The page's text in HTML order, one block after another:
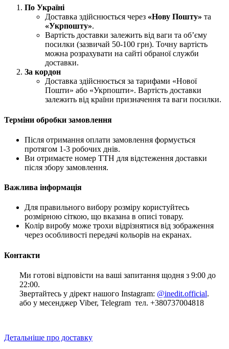
По Україні
Доставка здійснюється через «Нову Пошту» та
«Укрпошту».
Вартість доставки залежить від ваги та об’єму
посилки (зазвичай 50-100 грн). Точну вартість
можна розрахувати на сайті обраної служби
доставки.
За кордон
Доставка здійснюється за тарифами «Нової
Пошти» або «Укрпошти». Вартість доставки
залежить від країни призначення та ваги посилки.
Терміни обробки замовлення
Після отримання оплати замовлення формується
протягом 1-3 робочих днів.
Ви отримаєте номер ТТН для відстеження доставки
після збору замовлення.
Важлива інформація
Для правильного вибору розміру користуйтесь
розмірною сіткою, що вказана в описі товару.
Колір виробу може трохи відрізнятися від зображення
через особливості передачі кольорів на екранах.
Контакти
Ми готові відповісти на ваші запитання щодня з 9:00 до
22:00.
Звертайтесь у дірект нашого Instagram: @inedit.official.
або у месенджер Viber, Telegram тел. +380737004818
Детальніше про доставку